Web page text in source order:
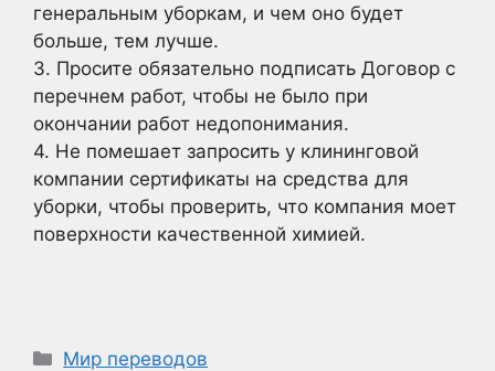
генеральным уборкам, и чем оно будет
больше, тем лучше.
3. Просите обязательно подписать Договор с
перечнем работ, чтобы не было при
окончании работ недопонимания.
4. Не помешает запросить у клининговой
компании сертификаты на средства для
уборки, чтобы проверить, что компания моет
поверхности качественной химией.
Рубрики
Мир переводов